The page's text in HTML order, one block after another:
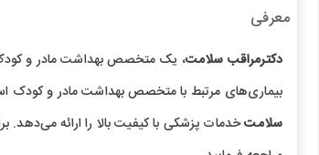
معرفی
دکترمراقب سلامت، یک متخصص بهداشت مادر و
بیماری‌های مرتبط با متخصص بهداشت مادر و کودک
سلامتخدمات پزشکی با کیفیت بالا را ارائه می‌دهد.